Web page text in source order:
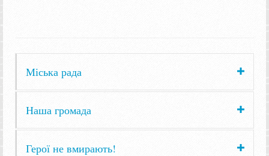
Міська рада
Наша громада
Герої не вмирають!